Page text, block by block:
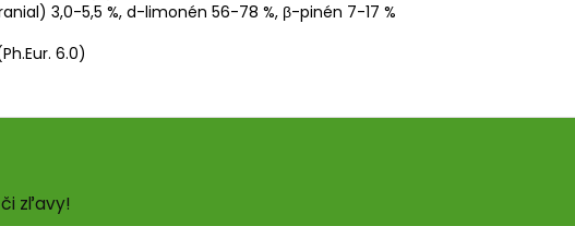
3,0-5,5 %, d-limonén 56-78 %, β-pinén 7-17 %
6.0)
zľavy!